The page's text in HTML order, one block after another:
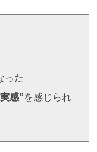
った
感”を感じられ